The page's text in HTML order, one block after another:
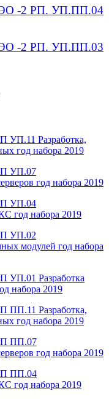
ЭО -2 РП. УП.ПП.04
ЭО -2 РП. УП.ПП.03
УП.11 Разработка,
год набора 2019
УП.07
год набора 2019
УП.04
год набора 2019
УП.02
модулей год набора
УП.01 Разработка
набора 2019
ПП.11 Разработка,
год набора 2019
ПП.07
год набора 2019
ПП.04
год набора 2019